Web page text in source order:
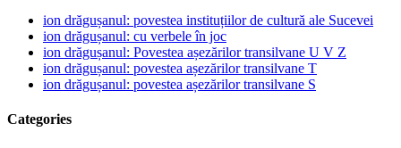
ion drăgușanul: povestea instituțiilor de cultură ale Sucevei
ion drăgușanul: cu verbele în joc
ion drăgușanul: Povestea așezărilor transilvane U V Z
ion drăgușanul: povestea așezărilor transilvane T
ion drăgușanul: povestea așezărilor transilvane S
Categories